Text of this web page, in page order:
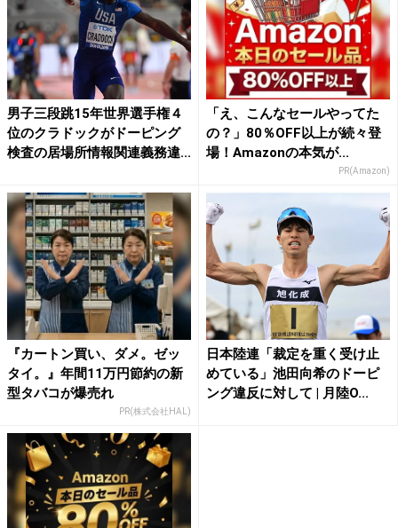
男子三段跳15年世界選手権４
位のクラドックがドーピング
検査の居場所情報関連義務違...
「え、こんなセールやってた
の？」80％OFF以上が続々登
場！Amazonの本気が...
PR(Amazon)
『カートン買い、ダメ。ゼッ
タイ。』年間11万円節約の新
型タバコが爆売れ
PR(株式会社HAL)
日本陸連「裁定を重く受け止
めている」池田向希のドーピ
ング違反に対して | 月陸O...